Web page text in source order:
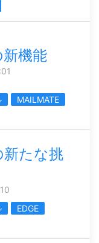
機能
MAILMATE
たな挑
EDGE